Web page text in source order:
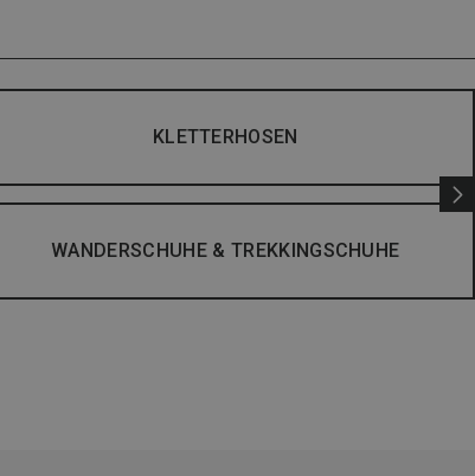
KLETTERHOSEN
WANDERSCHUHE & TREKKINGSCHUHE